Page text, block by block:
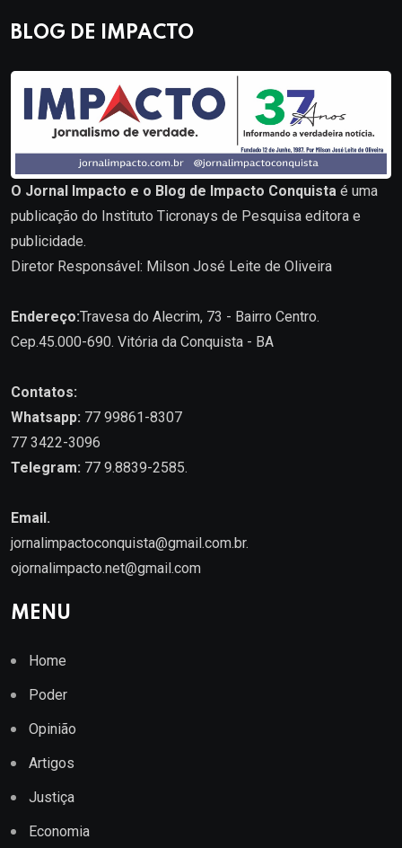
BLOG DE IMPACTO
O Jornal Impacto e o Blog de Impacto Conquista é uma
publicação do Instituto Ticronays de Pesquisa editora e
publicidade.
Diretor Responsável: Milson José Leite de Oliveira
Endereço:Travesa do Alecrim, 73 - Bairro Centro.
Cep.45.000-690. Vitória da Conquista - BA
Contatos:
Whatsapp: 77 99861-8307
77 3422-3096
Telegram: 77 9.8839-2585.
Email.
jornalimpactoconquista@gmail.com.br.
ojornalimpacto.net@gmail.com
MENU
Home
Poder
Opinião
Artigos
Justiça
Economia